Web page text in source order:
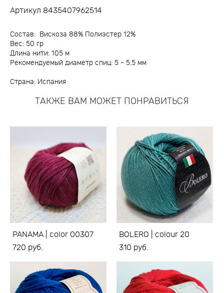
Артикул 8435407962514
Состав: Вискоза 88% Полиэстер 12%
Вес: 50 гр
Длина нити: 105 м
Рекомендуемый диаметр спиц: 5 - 5.5 мм
Страна: Испания
ТАКЖЕ ВАМ МОЖЕТ ПОНРАВИТЬСЯ
PANAMA | color 00307
720 pуб.
BOLERO | colour 20
310 pуб.